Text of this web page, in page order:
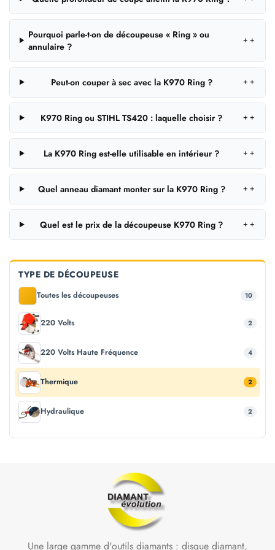
Pourquoi parle-t-on de découpeuse « Ring » ou
annulaire ?
＋
Peut-on couper à sec avec la K970 Ring ? ＋
K970 Ring ou STIHL TS420 : laquelle choisir ? ＋
La K970 Ring est-elle utilisable en intérieur ? ＋
Quel anneau diamant monter sur la K970 Ring ? ＋
Quel est le prix de la découpeuse K970 Ring ? ＋
TYPE DE DÉCOUPEUSE
Toutes les découpeuses 10
220 Volts 2
220 Volts Haute Fréquence 4
Thermique 2
Hydraulique 2
Une large gamme d'outils diamants : disque diamant,